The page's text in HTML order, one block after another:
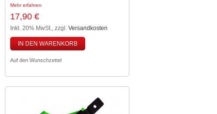
Mehr erfahren
17,90 €
Inkl. 20% MwSt., zzgl. Versandkosten
IN DEN WARENKORB
Auf den Wunschzettel